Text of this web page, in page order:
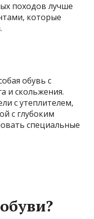
походов лучше
которые
обувь с
и скольжения.
с утеплителем,
с глубоким
специальные